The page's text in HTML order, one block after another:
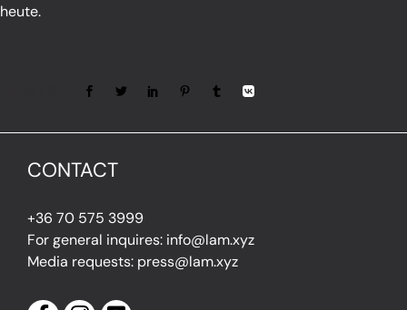
heute.
CONTACT
+36 70 575 3999
For general inquires: info@lam.xyz
Media requests: press@lam.xyz